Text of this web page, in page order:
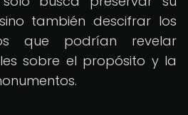
también descifrar los
que podrían revelar
sobre el propósito y la